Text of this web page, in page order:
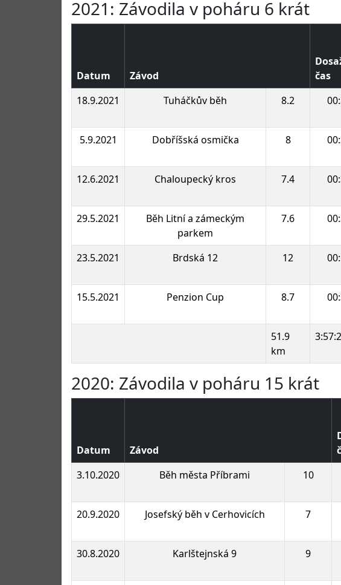
2021: Závodila v poháru 6 krát
Datum Závod
čas
18.9.2021
Tuháčkův běh 8.2
5.9.2021
Dobříšská osmička 8
12.6.2021
Chaloupecký kros 7.4
29.5.2021
Běh Litní a zámeckým
parkem
7.6
23.5.2021
Brdská 12 12
15.5.2021
Penzion Cup 8.7
51.9
km
2020: Závodila v poháru 15 krát
Datum Závod
3.10.2020
Běh města Příbrami 10
20.9.2020
Josefský běh v Cerhovicích 7
30.8.2020
Karlštejnská 9 9